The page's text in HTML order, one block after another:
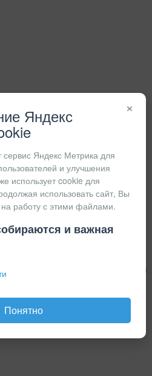
КОНСТРУКЦИОННЫЙ
ВАКАНСИИ
×
Яндекс
сервис Яндекс Метрика для
и улучшения
использует cookie для
использовать сайт, Вы
на работу с этими файлами.
и важная
Понятно